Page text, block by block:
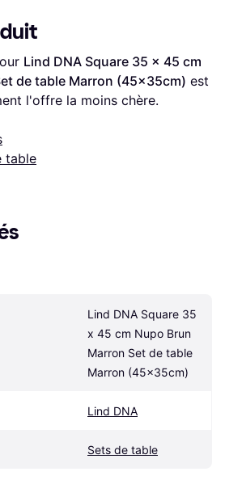
Lind DNA Square 35 x 45 cm
de table Marron (45x35cm) est
l'offre la moins chère.
table
Lind DNA Square 35
x 45 cm Nupo Brun
Marron Set de table
Marron (45x35cm)
Lind DNA
Sets de table